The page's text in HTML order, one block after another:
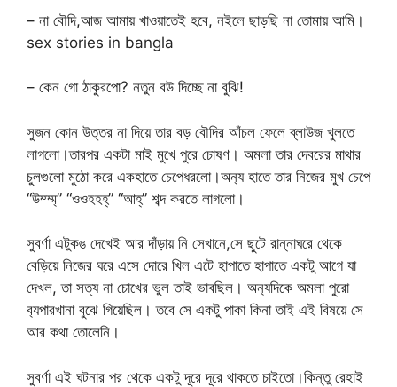
– না বৌদি,আজ আমায় খাওয়াতেই হবে, নইলে ছাড়ছি না তোমায় আমি।
sex stories in bangla
– কেন গো ঠাকুরপো? নতুন বউ দিচ্ছে না বুঝি!
সুজন কোন উত্তর না দিয়ে তার বড় বৌদির আঁচল ফেলে ব্লাউজ খুলতে
লাগলো।তারপর একটা মাই মুখে পুরে চোষণ। অমলা তার দেবরের মাথার
চুলগুলো মুঠো করে একহাতে চেপেধরলো।অন‍্য হাতে তার নিজের মুখ চেপে
“উম্ম্ম্” “ওওহহহ্” “আহ্” শব্দ করতে লাগলো।
সুবর্ণা এটুকঙ দেখেই আর দাঁড়ায় নি সেখানে,সে ছুটে রান্নাঘরে থেকে
বেড়িয়ে নিজের ঘরে এসে দোরে খিল এটে হাপাতে হাপাতে একটু আগে যা
দেখল, তা সত্য না চোখের ভুল তাই ভাবছিল। অন‍্যদিকে অমলা পুরো
ব‍্যপারখানা বুঝে গিয়েছিল। তবে সে একটু পাকা কিনা তাই এই বিষয়ে সে
আর কথা তোলেনি।
সুবর্ণা এই ঘটনার পর থেকে একটু দূরে দূরে থাকতে চাইতো।কিন্তু রেহাই